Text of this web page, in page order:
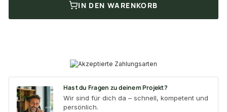
IN DEN WARENKORB
Hast du Fragen zu deinem Projekt?
Wir sind für dich da – schnell, kompetent und
persönlich.